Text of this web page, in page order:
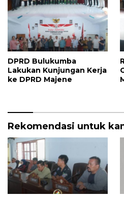
DPRD Bulukumba
Lakukan Kunjungan Kerja
ke DPRD Majene
Rekomendasi untuk